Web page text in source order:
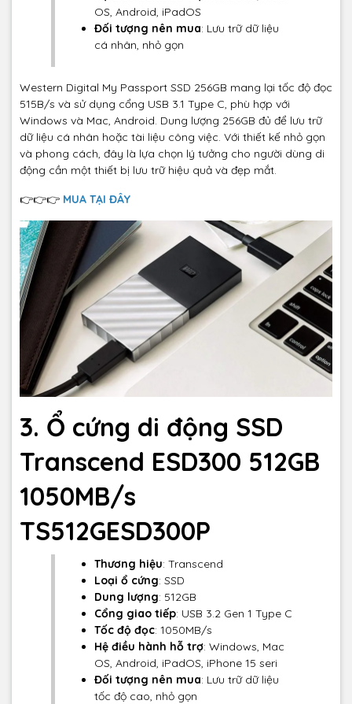
OS, Android, iPadOS
Đối tượng nên mua: Lưu trữ dữ liệu
cá nhân, nhỏ gọn
Western Digital My Passport SSD 256GB mang lại tốc độ đọc
515B/s và sử dụng cổng USB 3.1 Type C, phù hợp với
Windows và Mac, Android. Dung lượng 256GB đủ để lưu trữ
dữ liệu cá nhân hoặc tài liệu công việc. Với thiết kế nhỏ gọn
và phong cách, đây là lựa chọn lý tưởng cho người dùng di
động cần một thiết bị lưu trữ hiệu quả và đẹp mắt.
👉👉👉 MUA TẠI ĐÂY
3. Ổ cứng di động SSD
Transcend ESD300 512GB
1050MB/s
TS512GESD300P
Thương hiệu: Transcend
Loại ổ cứng: SSD
Dung lượng: 512GB
Cổng giao tiếp: USB 3.2 Gen 1 Type C
Tốc độ đọc: 1050MB/s
Hệ điều hành hỗ trợ: Windows, Mac
OS, Android, iPadOS, iPhone 15 seri
Đối tượng nên mua: Lưu trữ dữ liệu
tốc độ cao, nhỏ gọn